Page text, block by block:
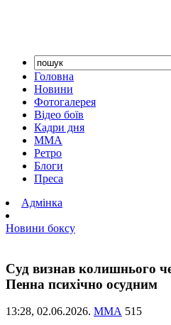
Головна
Новини
Фотогалерея
Відео боїв
Кадри дня
ММА
Ретро
Блоги
Преса
Адмінка
Новини боксу
Суд визнав колишнього
Пенна психічно осудним
13:28, 02.06.2026. ММА 515